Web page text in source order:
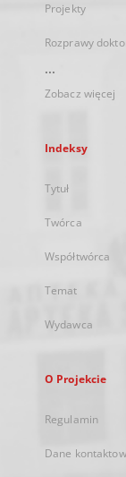
Projekty
Rozprawy
...
Zobacz więcej
Indeksy
Tytuł
Twórca
Współtwórca
Temat
Wydawca
O Projekcie
Regulamin
Dane